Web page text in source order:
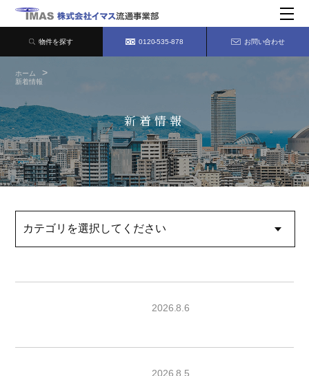
物件を探す 0120-535-878 お問い合わせ
ホーム
新着情報
新着情報
2026.8.6
2026.8.5